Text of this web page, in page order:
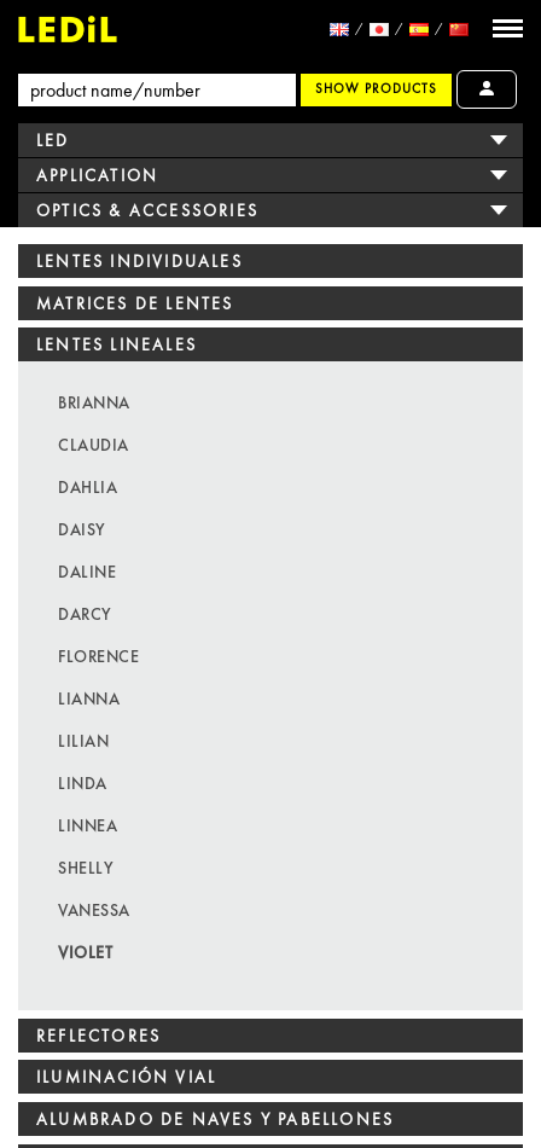
SHOW PRODUCTS
LED
APPLICATION
OPTICS & ACCESSORIES
LENTES INDIVIDUALES
MATRICES DE LENTES
LENTES LINEALES
BRIANNA
CLAUDIA
DAHLIA
DAISY
DALINE
DARCY
FLORENCE
LIANNA
LILIAN
LINDA
LINNEA
SHELLY
VANESSA
VIOLET
REFLECTORES
ILUMINACIÓN VIAL
ALUMBRADO DE NAVES Y PABELLONES